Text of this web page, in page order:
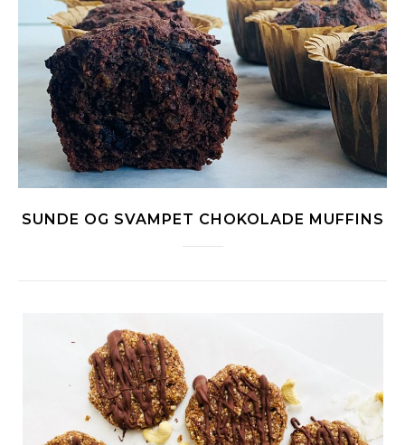
SUNDE OG SVAMPET CHOKOLADE MUFFINS